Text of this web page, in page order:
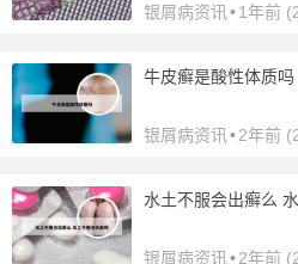
银屑病资讯 •1年前
牛皮癣是酸性体质吗
银屑病资讯 •2年前
水土不服会出癣么
银屑病资讯 •2年前